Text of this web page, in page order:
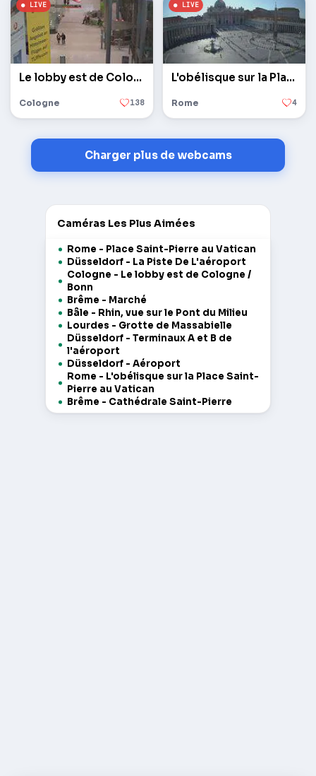
Le lobby est de Cologne / Bonn
Cologne 138
L'obélisque sur la Place Saint-Pierre au Vatican
Rome 4
Charger plus de webcams
Caméras Les Plus Aimées
Rome - Place Saint-Pierre au Vatican
Düsseldorf - La Piste De L'aéroport
Cologne - Le lobby est de Cologne /
Bonn
Brême - Marché
Bâle - Rhin, vue sur le Pont du Milieu
Lourdes - Grotte de Massabielle
Düsseldorf - Terminaux A et B de
l'aéroport
Düsseldorf - Aéroport
Rome - L'obélisque sur la Place Saint-
Pierre au Vatican
Brême - Cathédrale Saint-Pierre